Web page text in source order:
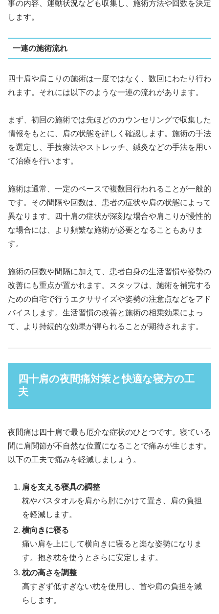
事の内容、運動状況なども収集し、施術方法や回数を決定
します。
一連の施術流れ
四十肩や肩こりの施術は一度ではなく、数回にわたり行わ
れます。それには以下のような一連の流れがあります。
まず、初回の施術では先ほどのカウンセリングで収集した
情報をもとに、肩の状態を詳しく確認します。施術の手法
を選定し、手技療法やストレッチ、鍼灸などの手法を用い
て治療を行います。
施術は通常、一定のペースで複数回行われることが一般的
です。その間隔や回数は、患者の症状や肩の状態によって
異なります。四十肩の症状が深刻な場合や肩こりが慢性的
な場合には、より頻繁な施術が必要となることもありま
す。
施術の回数や間隔に加えて、患者自身の生活習慣や姿勢の
改善にも重点が置かれます。スタッフは、施術を補完する
ための自宅で行うエクササイズや姿勢の注意点などをアド
バイスします。生活習慣の改善と施術の相乗効果によっ
て、より持続的な効果が得られることが期待されます。
四十肩の夜間痛対策と快適な寝方の工
夫
夜間痛は四十肩で最も厄介な症状のひとつです。寝ている
間に肩関節が不自然な位置になることで痛みが生じます。
以下の工夫で痛みを軽減しましょう。
肩を支える寝具の調整
枕やバスタオルを肩から肘にかけて置き、肩の負担
を軽減します。
横向きに寝る
痛い肩を上にして横向きに寝ると楽な姿勢になりま
す。抱き枕を使うとさらに安定します。
枕の高さを調整
高すぎず低すぎない枕を使用し、首や肩の負担を減
らします。